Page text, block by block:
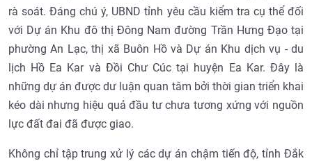
rà soát. Đáng chú ý, UBND tỉnh yêu cầu kiểm tra cụ thể đối
với Dự án Khu đô thị Đông Nam đường Trần Hưng Đạo tại
phường An Lạc, thị xã Buôn Hồ và Dự án Khu dịch vụ - du
lịch Hồ Ea Kar và Đồi Chư Cúc tại huyện Ea Kar. Đây là
những dự án được dư luận quan tâm bởi thời gian triển khai
kéo dài nhưng hiệu quả đầu tư chưa tương xứng với nguồn
lực đất đai đã được giao.
Không chỉ tập trung xử lý các dự án chậm tiến độ, tỉnh Đắk